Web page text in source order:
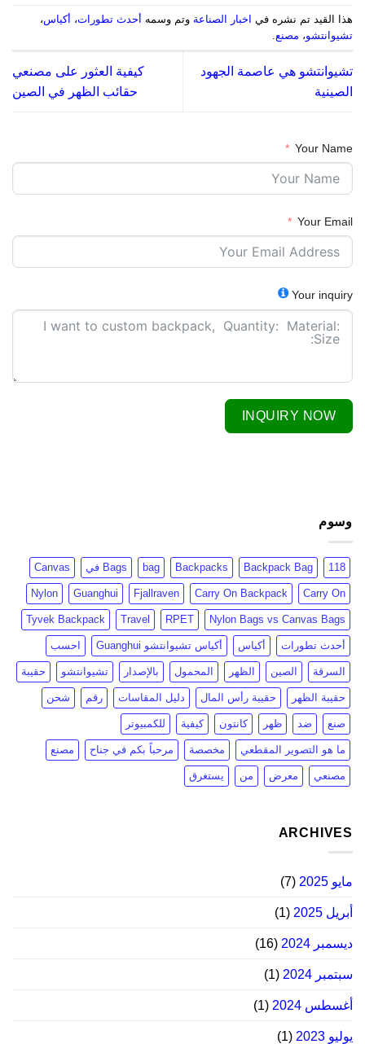
هذا القيد تم نشره في اخبار الصناعة وتم وسمه أحدث تطورات، أكياس،
تشيوانتشو، مصنع
تشيوانتشو هي عاصمة الجهود
الصينية
كيفية العثور على مصنعي
حقائب الظهر في الصين
Your Name
Your Email
Your inquiry
INQUIRY NOW
وسوم
118
Backpack Bag
Backpacks
bag Bags في Canvas
Carry On
Carry On Backpack
Fjallraven
Guanghui
Nylon
Nylon Bags vs Canvas Bags
RPET
Travel
Tyvek Backpack
أحدث تطورات أكياس أكياس تشيوانتشو Guanghui احسب
السرقة الصين الظهر المحمول بالإصدار تشيوانتشو حقيبة
حقيبة الظهر حقيبة رأس المال دليل المقاسات رقم شحن
صنع ضد ظهر كانتون كيفية للكمبيوتر
ما هو التصوير المقطعي مخصصة مرحباً بكم في جناح مصنع
مصنعي معرض من يستغرق
ARCHIVES
مايو 2025 (7)
أبريل 2025 (1)
ديسمبر 2024 (16)
سبتمبر 2024 (1)
أغسطس 2024 (1)
يوليو 2023 (1)